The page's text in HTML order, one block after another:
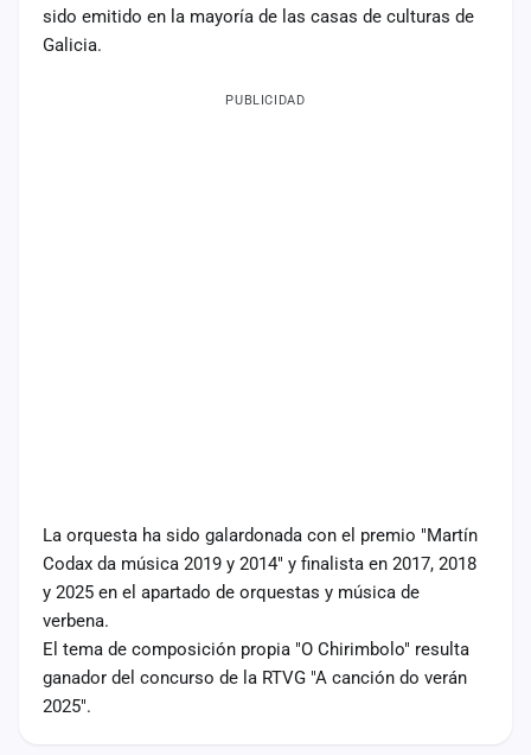
sido emitido en la mayoría de las casas de culturas de
Galicia.
PUBLICIDAD
La orquesta ha sido galardonada con el premio "Martín
Codax da música 2019 y 2014" y finalista en 2017, 2018
y 2025 en el apartado de orquestas y música de
verbena.
El tema de composición propia "O Chirimbolo" resulta
ganador del concurso de la RTVG "A canción do verán
2025".